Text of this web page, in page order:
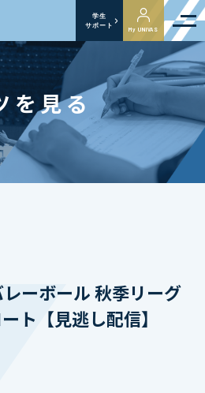
学生
サポート
My UNIVAS
を見る
ーボール 秋季リーグ
ト【見逃し配信】